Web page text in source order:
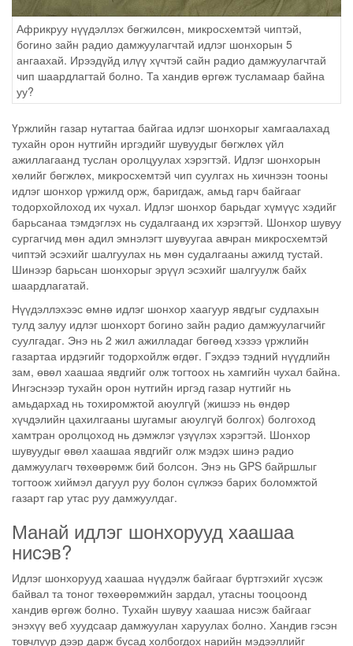
Африкруу нүүдэллэх бөгжилсөн, микросхемтэй чиптэй,
богино зайн радио дамжуулагчтай идлэг шонхорын 5
ангаахай. Ирээдүйд илүү хүчтэй сайн радио дамжуулагчтай
чип шаардлагтай болно. Та хандив өргөж тусламаар байна
уу?
Үржлийн газар нутагтаа байгаа идлэг шонхорыг хамгаалахад
тухайн орон нутгийн иргэдийг шувуудыг бөгжлөх үйл
ажиллагаанд туслан оролцуулах хэрэгтэй. Идлэг шонхорын
хөлийг бөгжлөх, микросхемтэй чип суулгах нь хичнээн тооны
идлэг шонхор үржилд орж, баригдаж, амьд гарч байгааг
тодорхойлоход их чухал. Идлэг шонхор барьдаг хүмүүс хэдийг
барьсанаа тэмдэглэх нь судалгаанд их хэрэгтэй. Шонхор шувуу
сургагчид мөн адил эмнэлэгт шувуугаа авчран микросхемтэй
чиптэй эсэхийг шалгуулах нь мөн судалгааны ажилд тустай.
Шинээр барьсан шонхорыг эрүүл эсэхийг шалгуулж байх
шаардлагатай.
Нүүдэллэхээс өмнө идлэг шонхор хаагуур явдгыг судлахын
тулд залуу идлэг шонхорт богино зайн радио дамжуулагчийг
суулгадаг. Энэ нь 2 жил ажилладаг бөгөөд хэзээ үржлийн
газартаа ирдэгийг тодорхойлж өгдөг. Гэхдээ тэдний нүүдлийн
зам, өвөл хаашаа явдгийг олж тогтоох нь хамгийн чухал байна.
Ингэснээр тухайн орон нутгийн иргэд газар нутгийг нь
амьдархад нь тохиромжтой аюулгүй (жишээ нь өндөр
хүчдэлийн цахилгааны шугамыг аюулгүй болгох) болгоход
хамтран оролцоход нь дэмжлэг үзүүлэх хэрэгтэй. Шонхор
шувуудыг өвөл хаашаа явдгийг олж мэдэх шинэ радио
дамжуулагч төхөөрөмж бий болсон. Энэ нь GPS байршлыг
тогтоож хиймэл дагуул руу болон сүлжээ барих боломжтой
газарт гар утас руу дамжуулдаг.
Манай идлэг шонхорууд хаашаа
нисэв?
Идлэг шонхорууд хаашаа нүүдэлж байгааг бүртгэхийг хүсэж
байвал та тоног төхөөрөмжийн зардал, утасны тооцоонд
хандив өргөж болно. Тухайн шувуу хаашаа нисэж байгааг
энэхүү веб хуудсаар дамжуулан харуулах болно. Хандив гэсэн
товчлуур дээр дарж бусад холбогдох нарийн мэдээллийг